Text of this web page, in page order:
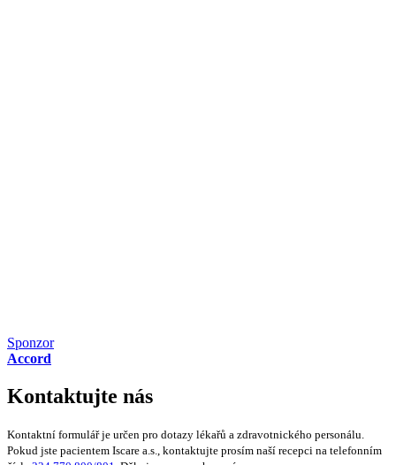
Sponzor
Accord
Kontaktujte nás
Kontaktní formulář je určen pro dotazy lékařů a zdravotnického personálu.
Pokud jste pacientem Iscare a.s., kontaktujte prosím naší recepci na telefonním